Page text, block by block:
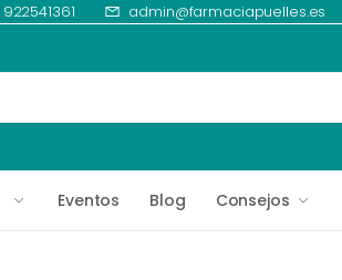
922541361 admin@farmaciapuelles.es
Eventos Blog Consejos